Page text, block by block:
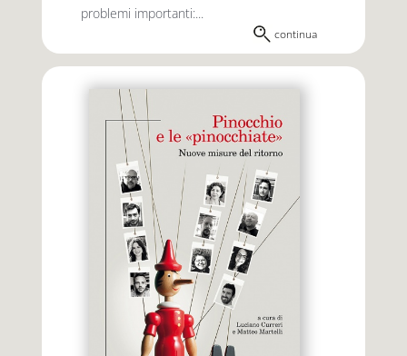
problemi importanti:...
continua